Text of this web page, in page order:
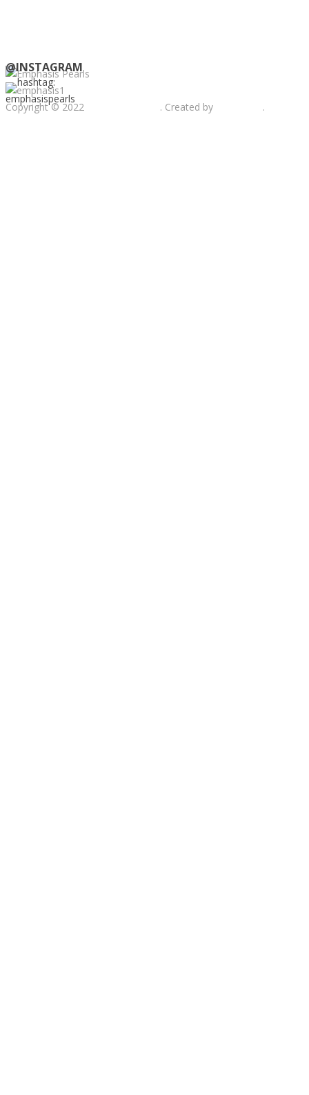
@INSTAGRAM
hashtag:
emphasispearls
Copyright © 2022 . Created by .